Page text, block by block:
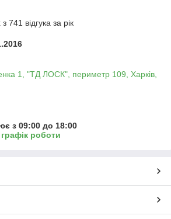
741 відгука за рік
1, "ТД ЛОСК", периметр 109, Харків,
з 09:00 до 18:00
роботи